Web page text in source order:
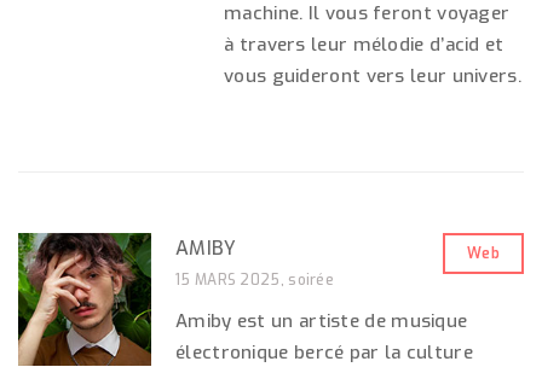
machine. Il vous feront voyager
à travers leur mélodie d’acid et
vous guideront vers leur univers.
AMIBY
Web
15 MARS 2025, soirée
Amiby est un artiste de musique
électronique bercé par la culture